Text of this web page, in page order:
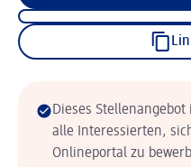
Dieses
alle Interessierten,
Onlineportal zu